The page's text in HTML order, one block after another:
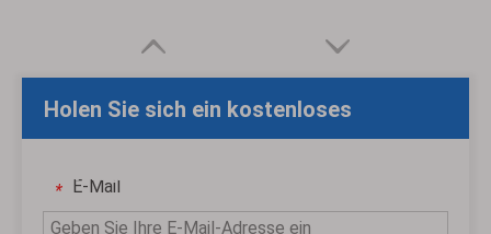
Holen Sie sich ein kostenloses
individuelles Angebot
* E-Mail